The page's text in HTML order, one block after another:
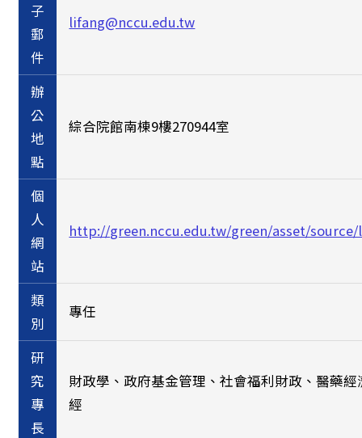
子
郵
件
lifang@nccu.edu.tw
辦
公
地
點
綜合院館南棟9樓270944室
個
人
網
站
http://green.nccu.edu.tw/green/asset/
類
別
專任
研
究
專
長
財政學、政府基金管理、社會福利財政、醫藥
經